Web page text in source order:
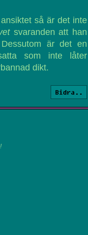
så är det inte
svaranden att han
är det en
som inte låter
dikt.
Bidra..